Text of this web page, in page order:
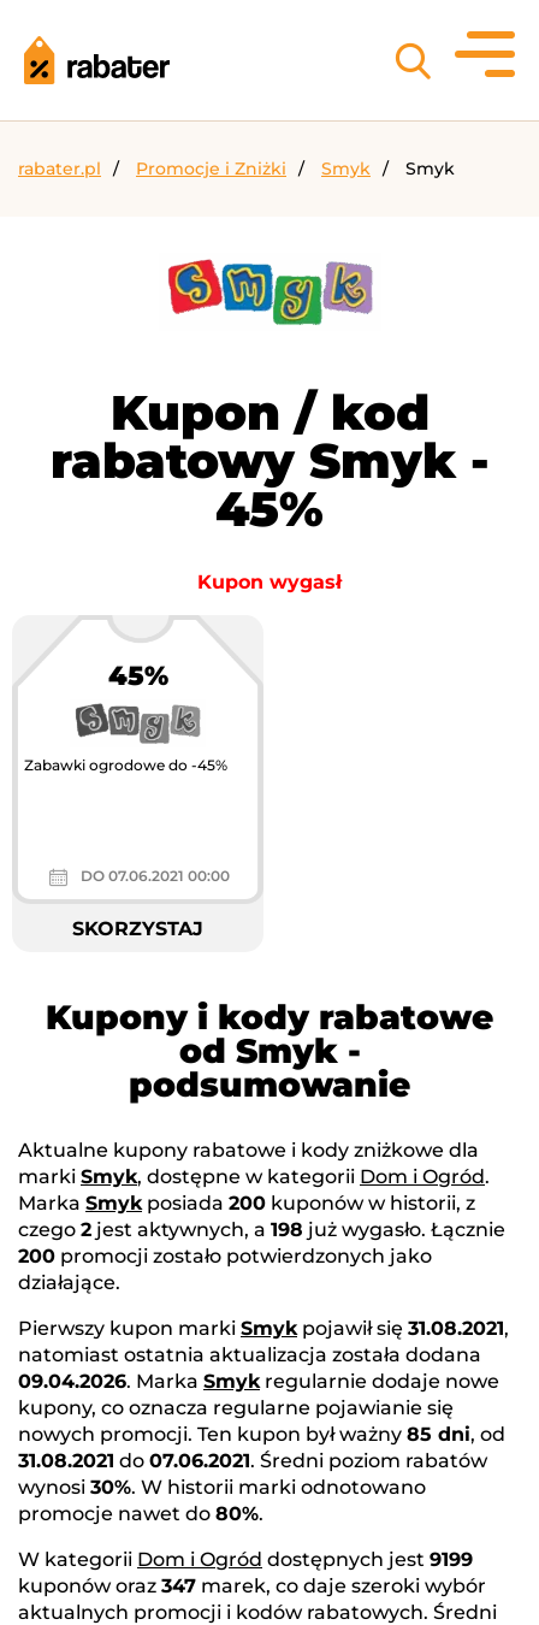
rabater.pl Promocje i Zniżki Smyk Smyk
Kupon / kod
rabatowy Smyk -
45%
Kupon wygasł
45%
Zabawki ogrodowe do -45%
DO 07.06.2021 00:00
SKORZYSTAJ
Kupony i kody rabatowe
od Smyk -
podsumowanie
Aktualne kupony rabatowe i kody zniżkowe dla
marki Smyk, dostępne w kategorii Dom i Ogród.
Marka Smyk posiada 200 kuponów w historii, z
czego 2 jest aktywnych, a 198 już wygasło. Łącznie
200 promocji zostało potwierdzonych jako
działające.
Pierwszy kupon marki Smyk pojawił się 31.08.2021,
natomiast ostatnia aktualizacja została dodana
09.04.2026. Marka Smyk regularnie dodaje nowe
kupony, co oznacza regularne pojawianie się
nowych promocji. Ten kupon był ważny 85 dni, od
31.08.2021 do 07.06.2021. Średni poziom rabatów
wynosi 30%. W historii marki odnotowano
promocje nawet do 80%.
W kategorii Dom i Ogród dostępnych jest 9199
kuponów oraz 347 marek, co daje szeroki wybór
aktualnych promocji i kodów rabatowych. Średni